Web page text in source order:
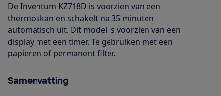
De Inventum KZ718D is voorzien van een
thermoskan en schakelt na 35 minuten
automatisch uit. Dit model is voorzien van een
display met een timer. Te gebruiken met een
papieren of permanent filter.
Samenvatting